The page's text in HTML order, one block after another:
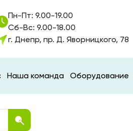
Пн-Пт: 9.00-19.00
Сб-Вс: 9.00-18.00
г. Днепр, пр. Д. Яворницкого, 78
Наша команда Оборудование